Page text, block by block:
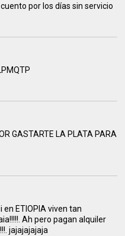
por los días sin servicio
GASTARTE LA PLATA PARA
en ETIOPIA viven tan
Ah pero pagan alquiler
jajajajajaja